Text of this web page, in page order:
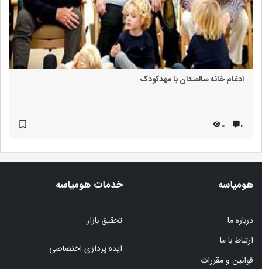
ادغام خانه سالمندان با مهدکودک
۰ 0
هومیاسه
درباره ما
ارتباط با ما
قوانین و مقررات
خدمات هومیاسه
تحقیق بازار
ایده پردازی اختصاصی